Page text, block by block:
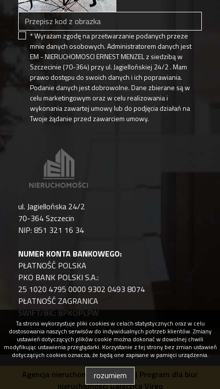
ul. Jagiellońska 24/2
70-364 Szczecin
NIP: 851 321 16 34
NUMER KONTA BANKOWEGO:
PŁATNOŚĆ POLSKA
PKO BANK POLSKI S.A.:
25 1020 4795 0000 9302 0493 8074
PŁATNOŚĆ ZAGRANICA
SWIFT/BIC: BPKOPLPW
* Wyrażam zgodę na przetwarzanie podanych przeze
mnie danych osobowych. Administratorem danych jest
EM - NIERUCHOMOSCI ERNEST MENZEL z siedzibą w
Szczecinie (70-364) przy ul. Jagiellońskiej 24/2 . Mam
prawo dostępu do swoich danych i ich poprawiania.
Podanie danych jest dobrowolne. Dane zbierane są w
celu marketingowym oraz w celu realizowania i
wykonania zawartej umowy lub do podjęcia działań na
Twoje żądanie przed zawarciem umowy.
Agencja nieruchomości Szczecin | Program dla biur
nieruchomościGalactica Virgo
Ta strona wykorzystuje pliki cookies w celach statystycznych oraz w celu
dostosowania naszych serwisów do indywidualnych potrzeb klientów. Zmiany
ustawień dotyczących plików cookie można dokonać w dowolnej chwili
modyfikując ustawienia przeglądarki. Korzystanie z tej strony bez zmian ustawień
dotyczących cookies oznacza, że będą one zapisane w pamięci urządzenia.
rozumiem